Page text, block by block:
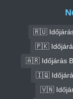
🇷🇺
🇵🇰
🇦🇷 Időjárás
🇮🇶
🇻🇳